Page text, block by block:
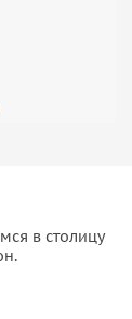
в столицу